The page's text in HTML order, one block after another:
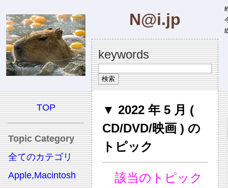
N@i.jp
keywords
TOP
Topic Category
全てのカテゴリ
Apple,Macintosh
▼ 2022 年 5 月 (
CD/DVD/映画 ) の
トピック
該当のトピック